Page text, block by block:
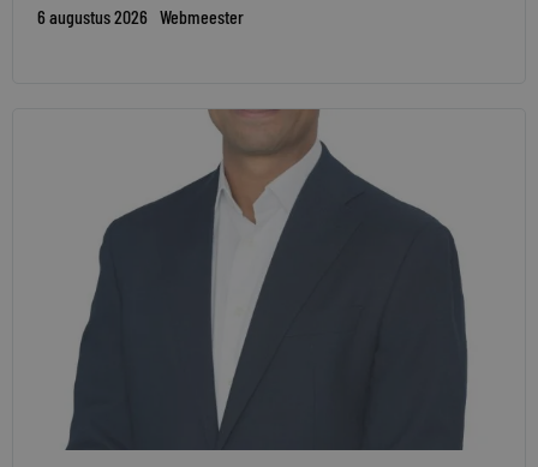
6 augustus 2026 Webmeester